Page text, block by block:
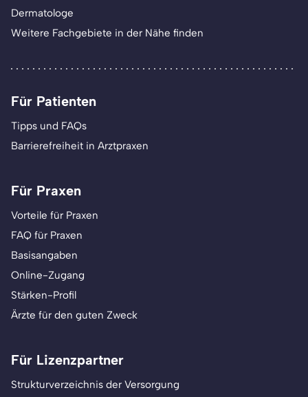
Dermatologe
Weitere Fachgebiete in der Nähe finden
Für Patienten
Tipps und FAQs
Barrierefreiheit in Arztpraxen
Für Praxen
Vorteile für Praxen
FAQ für Praxen
Basisangaben
Online-Zugang
Stärken-Profil
Ärzte für den guten Zweck
Für Lizenzpartner
Strukturverzeichnis der Versorgung